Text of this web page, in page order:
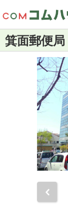
箕面郵便局